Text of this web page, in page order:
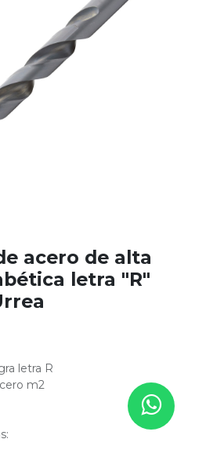
acero de alta
letra "R"
letra R
m2